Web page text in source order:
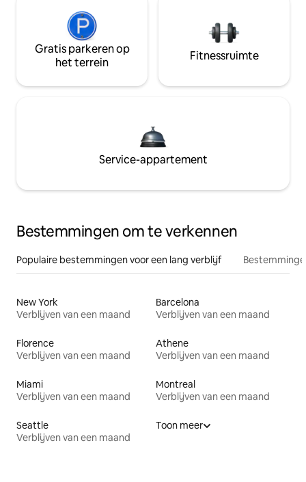
Gratis parkeren op
het terrein
Fitnessruimte
Service-appartement
Bestemmingen om te verkennen
Populaire bestemmingen voor een lang verblijf
New York
Verblijven van een maand
Barcelona
Verblijven van een maand
Florence
Verblijven van een maand
Athene
Verblijven van een maand
Miami
Verblijven van een maand
Montreal
Verblijven van een maand
Seattle
Verblijven van een maand
Toon meer